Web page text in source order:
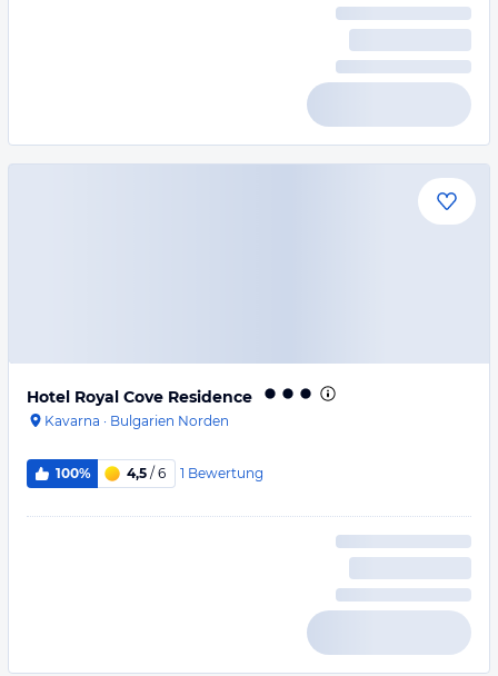
Hotel Royal Cove Residence
Kavarna · Bulgarien Norden
100% 4,5 / 6 1 Bewertung